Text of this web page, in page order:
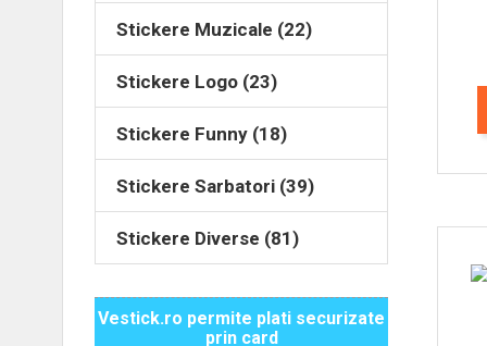
Stickere Muzicale (22)
Stickere Logo (23)
Stickere Funny (18)
Stickere Sarbatori (39)
Stickere Diverse (81)
Vestick.ro permite plati securizate
prin card